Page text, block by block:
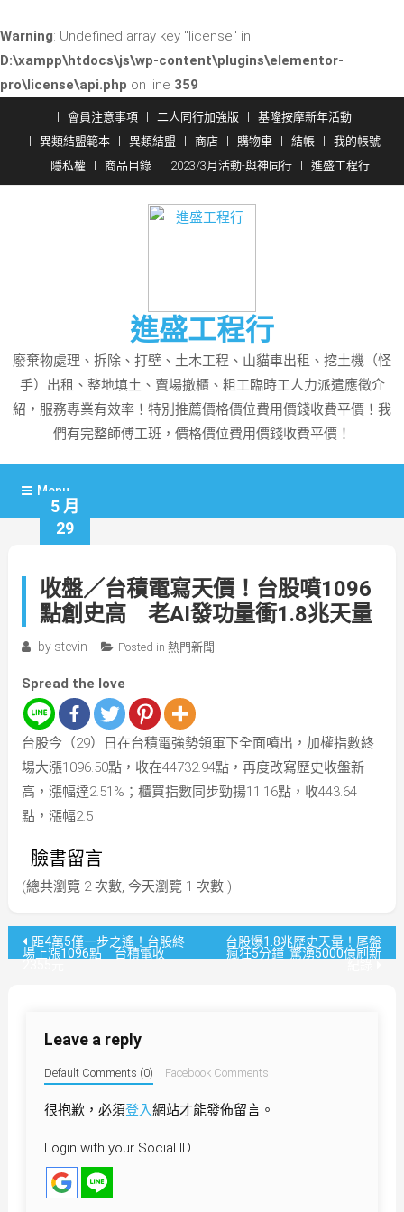
Warning: Undefined array key "license" in
D:\xampp\htdocs\js\wp-content\plugins\elementor-
pro\license\api.php on line 359
content
會員注意事項 二人同行加強版
基隆按摩新年活動
異類結盟範本
異類結盟 商店 購物車 結帳
我的帳號
隱私權
商品目錄 2023/3月活動-與神同行 進盛工程行
進盛工程行
廢棄物處理、拆除、打壁、土木工程、山貓車出租、挖土機（怪
手）出租、整地填土、賣場撤櫃、粗工臨時工人力派遣應徵介
紹，服務專業有效率！特別推薦價格價位費用價錢收費平價！我
們有完整師傅工班，價格價位費用價錢收費平價！
Menu
5 月
29
收盤／台積電寫天價！台股噴1096
點創史高 老AI發功量衝1.8兆天量
by stevin Posted in 熱門新聞
Spread the love
台股今（29）日在台積電強勢領軍下全面噴出，加權指數終
場大漲1096.50點，收在44732.94點，再度改寫歷史收盤新
高，漲幅達2.51%；櫃買指數同步勁揚11.16點，收443.64
點，漲幅2.5
臉書留言
(總共瀏覽 2 次數, 今天瀏覽 1 次數 )
文距4萬5僅一步之遙！台股終
場上漲1096點 台積電收
台股爆1.8兆歷史天量！尾盤
瘋狂5分鐘 驚湧5000億刷新
Leave a reply
Default Comments (0) Facebook Comments
很抱歉，必須登入網站才能發佈留言。
Login with your Social ID